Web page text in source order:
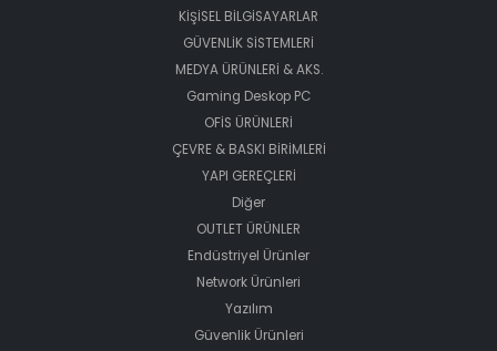
KİŞİSEL BİLGİSAYARLAR
GÜVENLİK SİSTEMLERİ
MEDYA ÜRÜNLERİ & AKS.
Gaming Deskop PC
OFİS ÜRÜNLERİ
ÇEVRE & BASKI BİRİMLERİ
YAPI GEREÇLERİ
Diğer
OUTLET ÜRÜNLER
Endüstriyel Ürünler
Network Ürünleri
Yazılım
Güvenlik Ürünleri